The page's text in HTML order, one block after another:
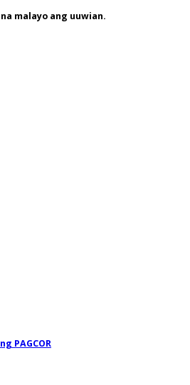
malayo ang uuwian.
PAGCOR